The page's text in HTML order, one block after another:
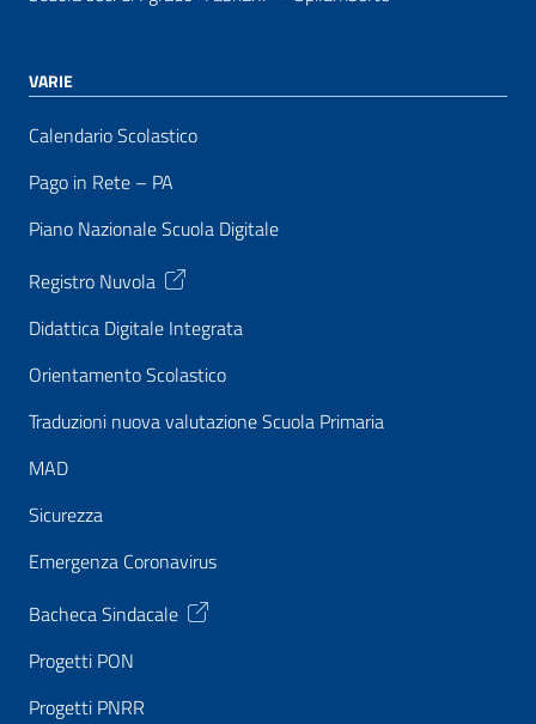
VARIE
Calendario Scolastico
Pago in Rete – PA
Piano Nazionale Scuola Digitale
Registro Nuvola
Didattica Digitale Integrata
Orientamento Scolastico
Traduzioni nuova valutazione Scuola Primaria
MAD
Sicurezza
Emergenza Coronavirus
Bacheca Sindacale
Progetti PON
Progetti PNRR